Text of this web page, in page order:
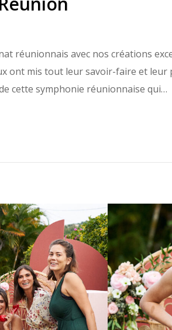
réunionnais avec nos créations
ont mis tout leur savoir-faire et
cette symphonie réunionnaise qui…